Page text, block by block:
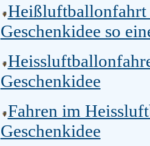
Heißluftballonfahrt
Geschenkidee so
Geschenkidee
Fahren im
Geschenkidee